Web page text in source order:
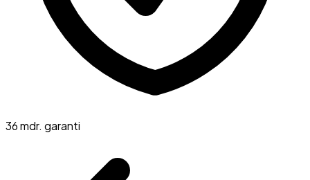
36 mdr. garanti